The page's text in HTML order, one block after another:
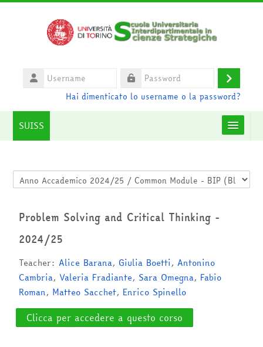
Vai al contenuto principale
Username
Login
Hai dimenticato lo username o la password?
SUISS
UniTO
HelpDesk
Italiano ‎(it)‎
Cerca
corsi
Categorie di corso
Problem Solving and Critical Thinking -
2024/25
Teacher:Alice Barana, Giulia Boetti,Antonino
Cambria, Valeria Fradiante, Sara Omegna, Fabio
Roman, Matteo Sacchet, Enrico Spinello
Clicca per accedere a questo corso